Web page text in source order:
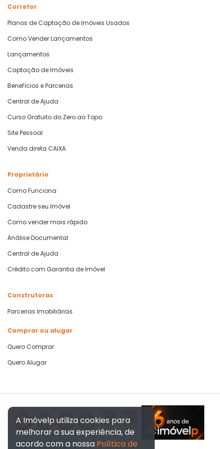
Corretor
Planos de Captação de Imóveis Usados
Como Vender Lançamentos
Lançamentos
Captação de Imóveis
Benefícios e Parcerias
Central de Ajuda
Curso Gratuito do Zero ao Topo
Site Pessoal
Venda direta CAIXA
Proprietário
Como Funciona
Cadastre seu Imóvel
Como vender mais rápido
Análise Documental
Central de Ajuda
Crédito com Garantia de Imóvel
Construtoras
Parcerias Imobiliárias
Comprar ou alugar
Quero Comprar
Quero Alugar
A Imóvelp utiliza cookies para
melhorar a sua experiência, de
acordo com a nossa Política de